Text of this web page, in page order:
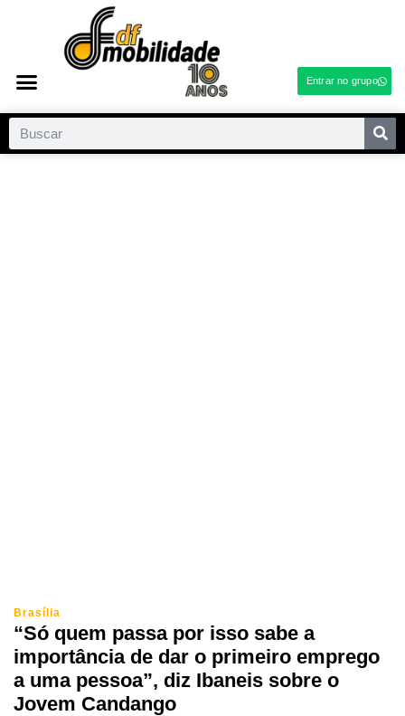
Entrar no grupo
Brasília
“Só quem passa por isso sabe a
importância de dar o primeiro emprego
a uma pessoa”, diz Ibaneis sobre o
Jovem Candango